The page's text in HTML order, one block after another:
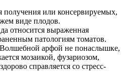
получения или консервируемых,
виде плодов.
относится выраженная
патологиям томатов.
арфой не понаслышке,
мозаикой, фузариозом,
справляется со стресс-